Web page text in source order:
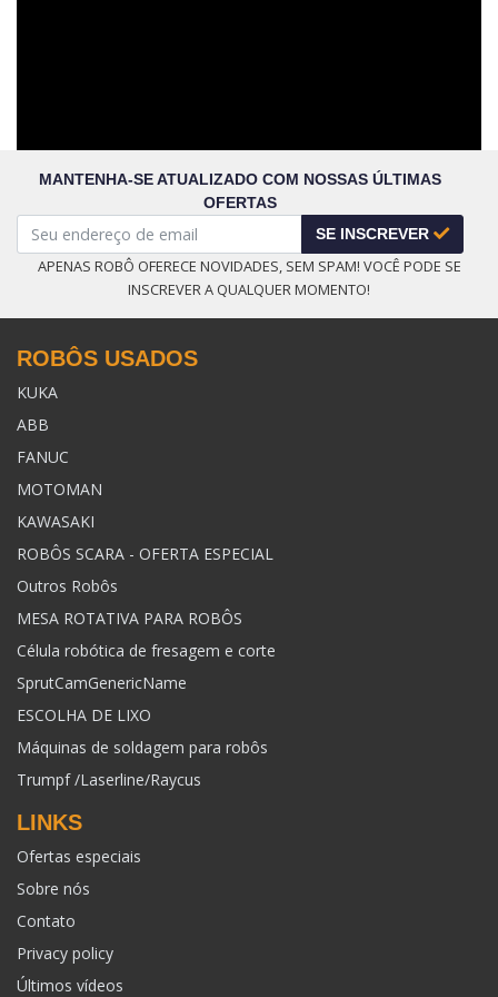
MANTENHA-SE ATUALIZADO COM NOSSAS ÚLTIMAS
OFERTAS
SE INSCREVER
APENAS ROBÔ OFERECE NOVIDADES, SEM SPAM! VOCÊ PODE SE
INSCREVER A QUALQUER MOMENTO!
ROBÔS USADOS
KUKA
ABB
FANUC
MOTOMAN
KAWASAKI
ROBÔS SCARA - OFERTA ESPECIAL
Outros Robôs
MESA ROTATIVA PARA ROBÔS
Célula robótica de fresagem e corte
SprutCamGenericName
ESCOLHA DE LIXO
Máquinas de soldagem para robôs
Trumpf /Laserline/Raycus
LINKS
Ofertas especiais
Sobre nós
Contato
Privacy policy
Últimos vídeos